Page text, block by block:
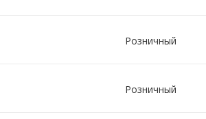
Розничный
Розничный